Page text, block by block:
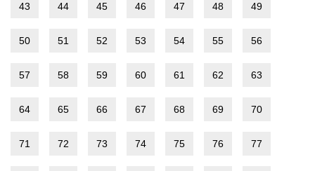
43 44 45 46 47 48 49
50 51 52 53 54 55 56
57 58 59 60 61 62 63
64 65 66 67 68 69 70
71 72 73 74 75 76 77